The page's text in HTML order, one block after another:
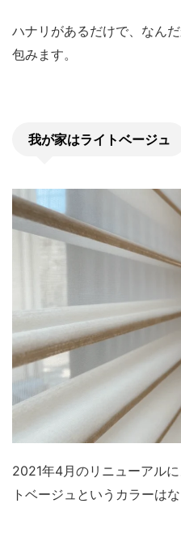
ハナリがあるだけで、なん
包みます。
我が家はライトベージュ
2021年4月のリニューアル
トベージュというカラーは